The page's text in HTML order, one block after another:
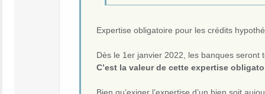
Expertise obligatoire pour les crédits
Dès le 1er janvier 2022, les banques seront
C’est la valeur de cette expertise